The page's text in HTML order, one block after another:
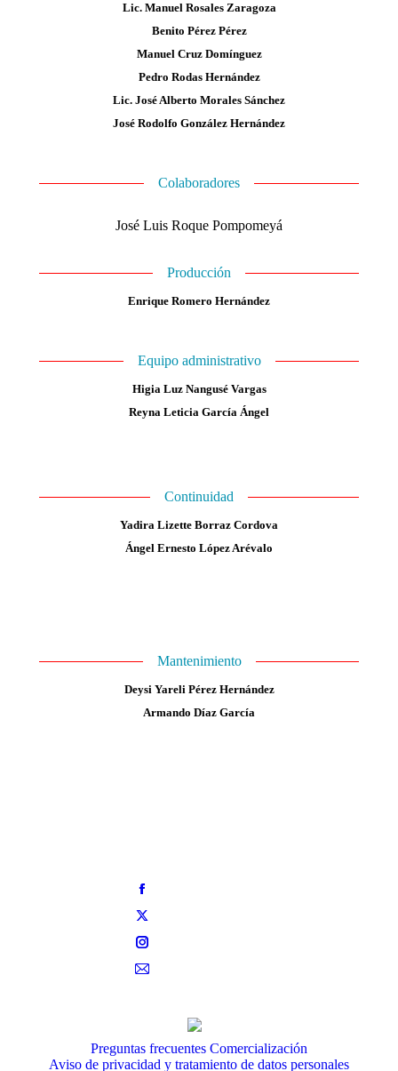
Lic. Manuel Rosales Zaragoza
Benito Pérez Pérez
Manuel Cruz Domínguez
Pedro Rodas Hernández
Lic. José Alberto Morales Sánchez
José Rodolfo González Hernández
Colaboradores
José Luis Roque Pompomeyá
Producción
Enrique Romero Hernández
Equipo administrativo
Higia Luz Nangusé Vargas
Reyna Leticia García Ángel
Continuidad
Yadira Lizette Borraz Cordova
Ángel Ernesto López Arévalo
Mantenimiento
Deysi Yareli Pérez Hernández
Armando Díaz García
Preguntas frecuentes Comercialización
Aviso de privacidad y tratamiento de datos personales